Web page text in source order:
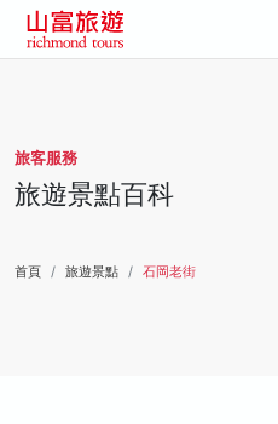
旅客服務
旅遊景點百科
首頁 旅遊景點 石岡老街